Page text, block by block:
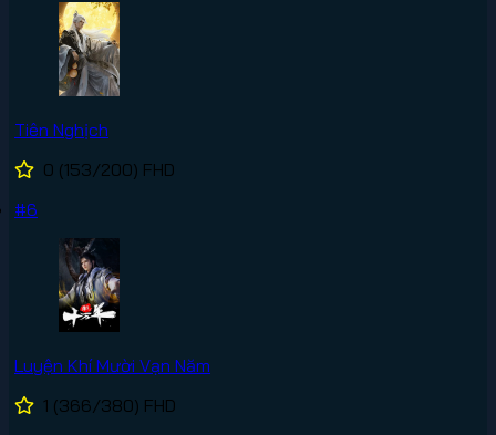
Tiên Nghịch
0 (153/200) FHD
#6
Luyện Khí Mười Vạn Năm
1 (366/380) FHD